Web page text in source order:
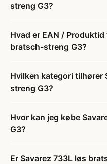
streng G3?
Hvad er EAN /
bratsch-streng G3?
Hvilken kategori tilhører
streng G3?
Hvor kan jeg købe
G3?
Er Savarez 733L løs